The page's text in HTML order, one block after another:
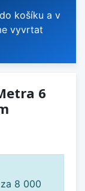
košíku a v
vyvrtat
6
8 000